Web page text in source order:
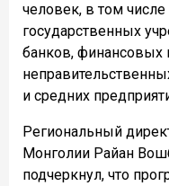
человек, в том числе
государственных
банков, финансовых
и средних
Региональный
Монголии Райан
подчеркнул, что